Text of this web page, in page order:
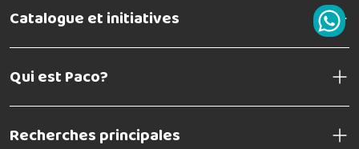
Catalogue et initiatives
Qui est Paco?
Recherches principales